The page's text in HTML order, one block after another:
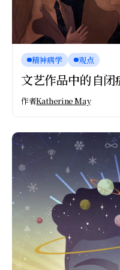
精神病学 观点
文艺作品中的自闭
作者Katherine May